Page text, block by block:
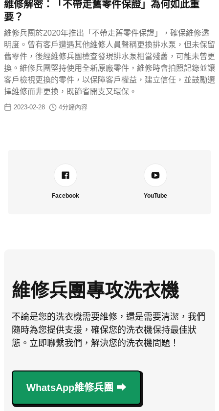
維修解密：「不帶走舊零件保證」為何如此重
要？
維修兵團於2020年推出「不帶走舊零件保證」，確保維修透
明度。曾有客戶遭遇其他維修人員聲稱更換排水泵，但未保留
舊零件，後經維修兵團檢查發現排水泵相當殘舊，可能未曾更
換。維修兵團堅持使用全新原廠零件，維修時會拍照記錄並讓
客戶檢視更換的零件，以保障客戶權益，建立信任，並鼓勵選
擇維修而非更換，既節省開支又環保。
2023-02-28 4分鐘內容
Facebook YouTube
維修兵團專攻洗衣機
不論是您的洗衣機需要維修，還是需要清潔，我們
隨時為您提供支援，確保您的洗衣機保持最佳狀
態。立即聯繫我們，解決您的洗衣機問題！
WhatsApp維修兵團 ⮕